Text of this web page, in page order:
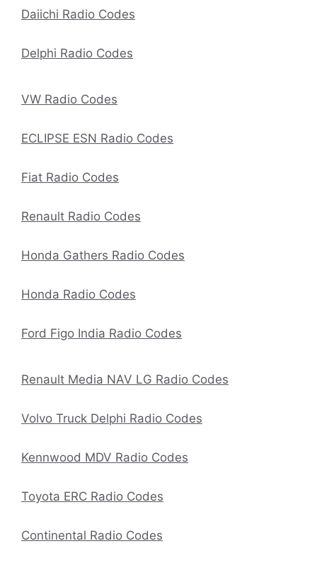
Daiichi Radio Codes
Delphi Radio Codes
VW Radio Codes
ECLIPSE ESN Radio Codes
Fiat Radio Codes
Renault Radio Codes
Honda Gathers Radio Codes
Honda Radio Codes
Ford Figo India Radio Codes
Renault Media NAV LG Radio Codes
Volvo Truck Delphi Radio Codes
Kennwood MDV Radio Codes
Toyota ERC Radio Codes
Continental Radio Codes